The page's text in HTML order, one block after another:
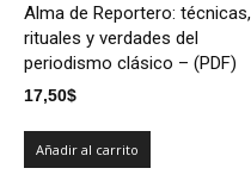
Alma de Reportero: técnicas,
rituales y verdades del
periodismo clásico – (PDF)
17,50$
Añadir al carrito